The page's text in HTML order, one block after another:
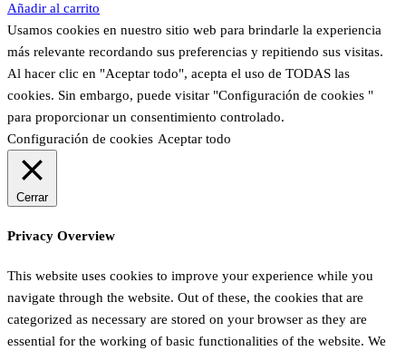
Añadir al carrito
Usamos cookies en nuestro sitio web para brindarle la experiencia
más relevante recordando sus preferencias y repitiendo sus visitas.
Al hacer clic en "Aceptar todo", acepta el uso de TODAS las
cookies. Sin embargo, puede visitar "Configuración de cookies "
para proporcionar un consentimiento controlado.
Configuración de cookies Aceptar todo
Cerrar
Privacy Overview
This website uses cookies to improve your experience while you
navigate through the website. Out of these, the cookies that are
categorized as necessary are stored on your browser as they are
essential for the working of basic functionalities of the website. We